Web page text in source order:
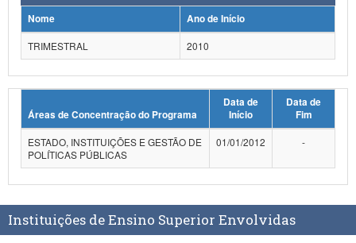
Secretaria de Governo
Advocacia-Geral da União
Banco Central do Brasil
Planalto
Nome
Ano de Início
TRIMESTRAL
2010
Áreas de Concentração do Programa
Data de
Início
Data de
Fim
ESTADO, INSTITUIÇÕES E GESTÃO DE
POLÍTICAS PÚBLICAS
01/01/2012 -
Instituições de Ensino Superior Envolvidas